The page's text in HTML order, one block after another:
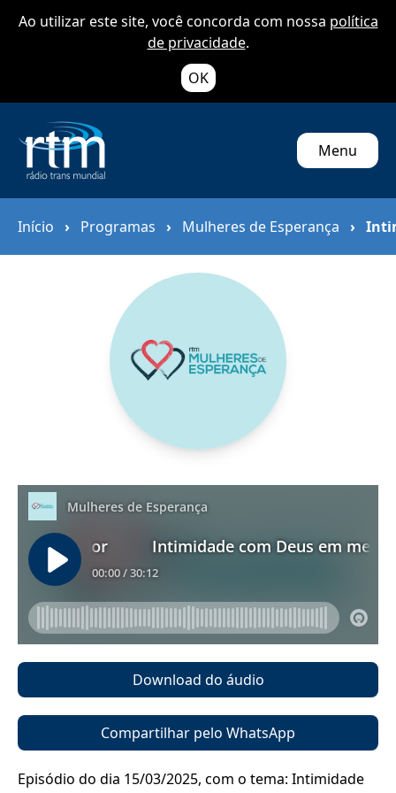
Ao utilizar este site, você concorda com nossa política
de privacidade.
OK
Menu
Início › Programas › Mulheres de Esperança ›
Download do áudio
Compartilhar pelo WhatsApp
Episódio do dia 15/03/2025, com o tema: Intimidade